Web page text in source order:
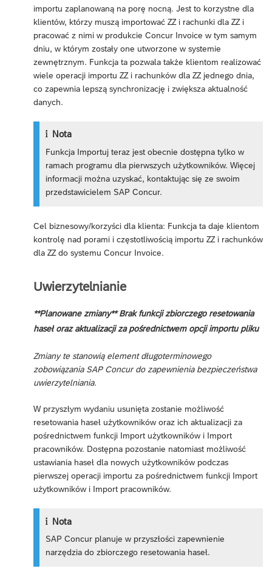
importu zaplanowaną na porę nocną. Jest to korzystne dla
klientów, którzy muszą importować ZZ i rachunki dla ZZ i
pracować z nimi w produkcie Concur Invoice w tym samym
dniu, w którym zostały one utworzone w systemie
zewnętrznym. Funkcja ta pozwala także klientom realizować
wiele operacji importu ZZ i rachunków dla ZZ jednego dnia,
co zapewnia lepszą synchronizację i zwiększa aktualność
danych.
Nota
Funkcja Importuj teraz jest obecnie dostępna tylko w
ramach programu dla pierwszych użytkowników. Więcej
informacji można uzyskać, kontaktując się ze swoim
przedstawicielem SAP Concur.
Cel biznesowy/korzyści dla klienta: Funkcja ta daje klientom
kontrolę nad porami i częstotliwością importu ZZ i rachunków
dla ZZ do systemu Concur Invoice.
Uwierzytelnianie
**Planowane zmiany** Brak funkcji zbiorczego resetowania
haseł oraz aktualizacji za pośrednictwem opcji importu pliku
Zmiany te stanowią element długoterminowego
zobowiązania SAP Concur do zapewnienia bezpieczeństwa
uwierzytelniania.
W przyszłym wydaniu usunięta zostanie możliwość
resetowania haseł użytkowników oraz ich aktualizacji za
pośrednictwem funkcji Import użytkowników i Import
pracowników. Dostępna pozostanie natomiast możliwość
ustawiania haseł dla nowych użytkowników podczas
pierwszej operacji importu za pośrednictwem funkcji Import
użytkowników i Import pracowników.
Nota
SAP Concur planuje w przyszłości zapewnienie
narzędzia do zbiorczego resetowania haseł.